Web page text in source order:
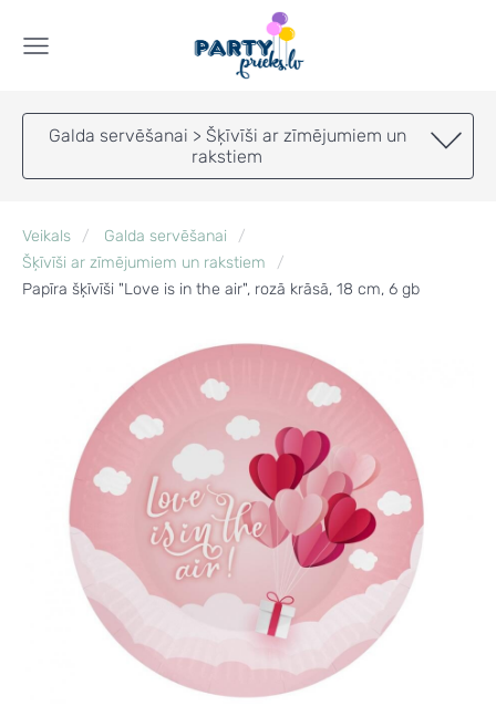
Galda servēšanai > Šķīvīši ar zīmējumiem un
rakstiem
Veikals
Galda servēšanai
Šķīvīši ar zīmējumiem un rakstiem
Papīra šķīvīši "Love is in the air", rozā krāsā, 18 cm, 6 gb